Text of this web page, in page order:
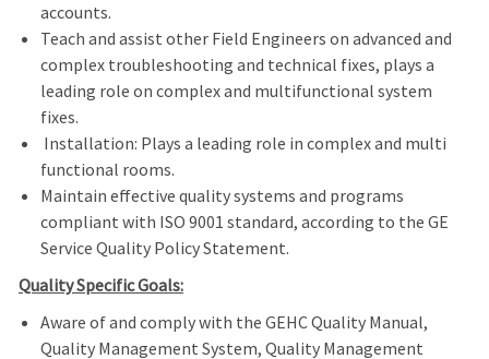
accounts.
Teach and assist other Field Engineers on advanced and
complex troubleshooting and technical fixes, plays a
leading role on complex and multifunctional system
fixes.
Installation: Plays a leading role in complex and multi
functional rooms.
Maintain effective quality systems and programs
compliant with ISO 9001 standard, according to the GE
Service Quality Policy Statement.
Quality Specific Goals:
Aware of and comply with the GEHC Quality Manual,
Quality Management System, Quality Management